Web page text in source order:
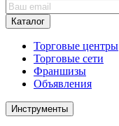
Каталог
Торговые центры
Торговые сети
Франшизы
Объявления
Инструменты